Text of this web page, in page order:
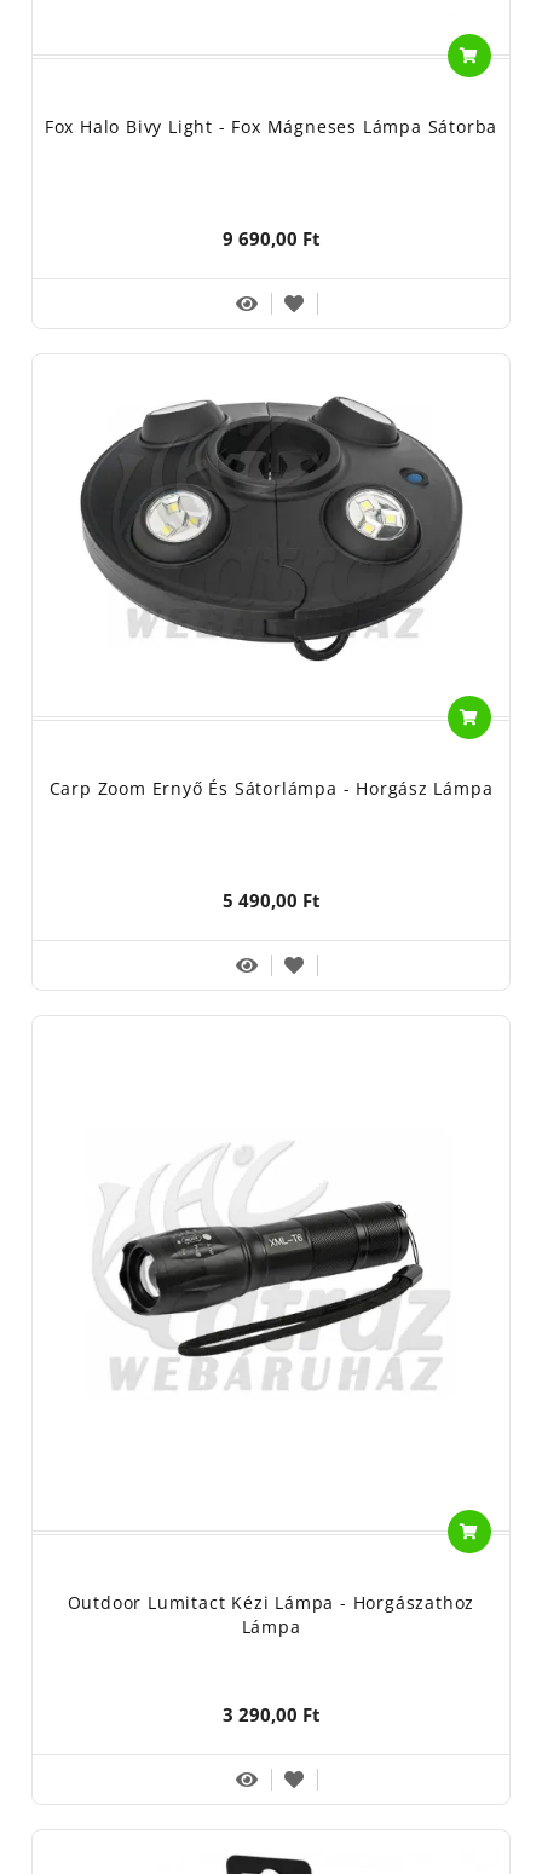
Fox Halo Bivy Light - Fox Mágneses Lámpa Sátorba
9 690,00 Ft
Carp Zoom Ernyő És Sátorlámpa - Horgász Lámpa
5 490,00 Ft
Outdoor Lumitact Kézi Lámpa - Horgászathoz
Lámpa
3 290,00 Ft